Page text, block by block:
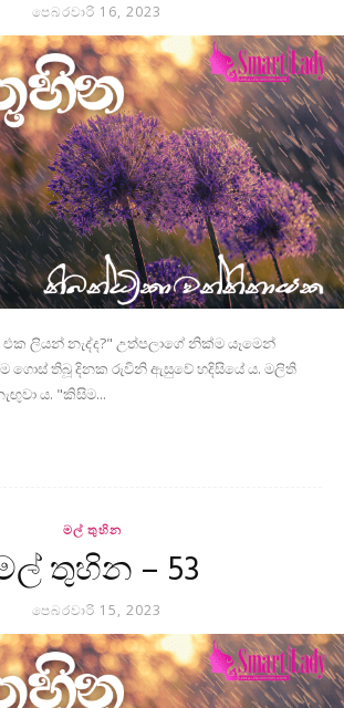
පෙබරවාරි 16, 2023
එක ලියන් නැද්ද?" උත්පලාගේ නික්ම යෑමෙන්
ගොස් තිබූ දිනක රුවිනි ඇසුවේ හදිසියේ ය. මලිති
ය. "කිසිම...
මල් තුහින
තුහින – 53
පෙබරවාරි 15, 2023